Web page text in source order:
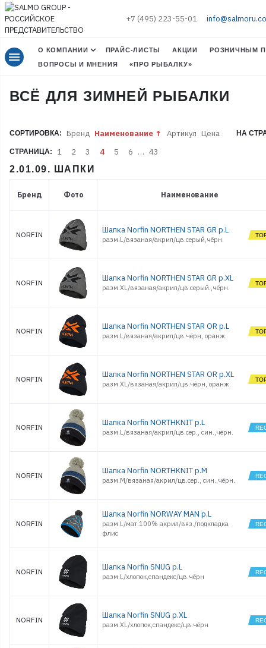
+7 (495) 223-55-01
menu О КОМПАНИИ ПРАЙС-ЛИСТЫ АКЦИИ
РОЗНИЧНЫМ
ВОПРОСЫ И МНЕНИЯ
«ПРО РЫБАЛКУ»
ВСЁ ДЛЯ ЗИМНЕЙ РЫБАЛКИ
СОРТИРОВКА: Бренд Наименование Артикул Цена НА
СТРАНИЦА: 1 2 3 4 5 6 … 43
2.01.09. ШАПКИ
Бренд Фото Наименование
NORFIN Шапка Norfin NORTHEN STAR GR р.L
разм.L/вязаная/акрил/цв.серый,чёрн.
NORFIN Шапка Norfin NORTHEN STAR GR р.XL
разм.XL/вязаная/акрил/цв.серый.,чёрн.
NORFIN Шапка Norfin NORTHEN STAR OR р.L
разм.L/вязаная/акрил/цв.чёрн, оранж.
NORFIN Шапка Norfin NORTHEN STAR OR р.XL
разм.XL/вязаная/акрил/цв.чёрн, оранж.
NORFIN Шапка Norfin NORTHKNIT р.L
разм.L/вязаная/акрил/цв.сер., син.,чёрн.
NORFIN Шапка Norfin NORTHKNIT р.M
разм.M/вязаная/акрил/цв.сер., син.,чёрн.
NORFIN
Шапка Norfin NORWAY MAN р.L
разм.L/мат.100% акрил/вяз./подкладка
флис
NORFIN Шапка Norfin SNUG р.L
разм.L/хлопок,спандекс/цв.чёрн
NORFIN Шапка Norfin SNUG р.XL
разм.XL/хлопок,спандекс/цв.чёрн